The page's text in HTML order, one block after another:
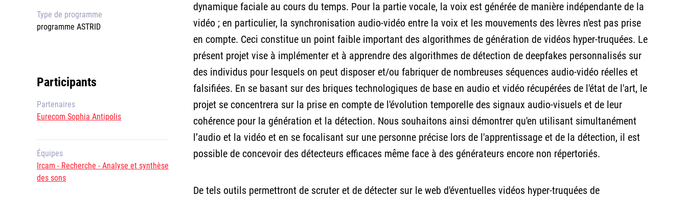
Type de programme
programme ASTRID
Participants
Partenaires
Eurecom Sophia Antipolis
Équipes
Ircam - Recherche - Analyse et synthèse
des sons
dynamique faciale au cours du temps. Pour la partie vocale, la voix est générée de manière indépendante de la
vidéo ; en particulier, la synchronisation audio-vidéo entre la voix et les mouvements des lèvres n'est pas prise
en compte. Ceci constitue un point faible important des algorithmes de génération de vidéos hyper-truquées. Le
présent projet vise à implémenter et à apprendre des algorithmes de détection de deepfakes personnalisés sur
des individus pour lesquels on peut disposer et/ou fabriquer de nombreuses séquences audio-vidéo réelles et
falsifiées. En se basant sur des briques technologiques de base en audio et vidéo récupérées de l'état de l'art, le
projet se concentrera sur la prise en compte de l'évolution temporelle des signaux audio-visuels et de leur
cohérence pour la génération et la détection. Nous souhaitons ainsi démontrer qu'en utilisant simultanément
l’audio et la vidéo et en se focalisant sur une personne précise lors de l'apprentissage et de la détection, il est
possible de concevoir des détecteurs efficaces même face à des générateurs encore non répertoriés.
De tels outils permettront de scruter et de détecter sur le web d'éventuelles vidéos hyper-truquées de